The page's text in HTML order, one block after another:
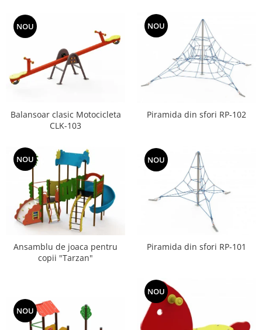
Panouri pentru informare/Marcaje
Foisoare si pergole
Rastel Biciclete
Banci
NOU
Balansoar clasic Motocicleta
CLK-103
NOU
Piramida din sfori RP-102
NOU
Ansamblu de joaca pentru
copii "Tarzan"
NOU
Piramida din sfori RP-101
NOU
NOU